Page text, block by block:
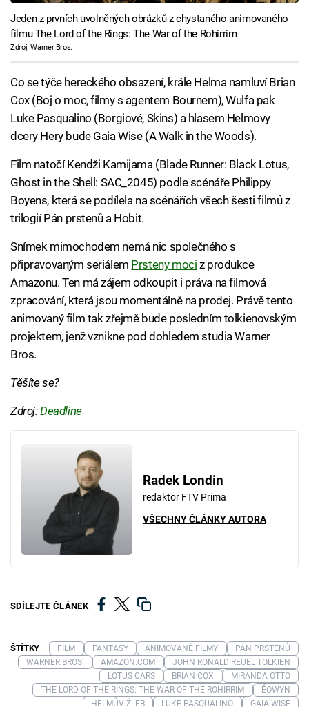
Jeden z prvních uvolněných obrázků z chystaného animovaného
filmu The Lord of the Rings: The War of the Rohirrim
Zdroj: Warner Bros.
Co se týče hereckého obsazení, krále Helma namluví Brian
Cox (Boj o moc, filmy s agentem Bournem), Wulfa pak
Luke Pasqualino (Borgiové, Skins) a hlasem Helmovy
dcery Hery bude Gaia Wise (A Walk in the Woods).
Film natočí Kendži Kamijama (Blade Runner: Black Lotus,
Ghost in the Shell: SAC_2045) podle scénáře Philippy
Boyens, která se podílela na scénářích všech šesti filmů z
trilogií Pán prstenů a Hobit.
Snímek mimochodem nemá nic společného s
připravovaným seriálem Prsteny moci z produkce
Amazonu. Ten má zájem odkoupit i práva na filmová
zpracování, která jsou momentálně na prodej. Právě tento
animovaný film tak zřejmě bude posledním tolkienovským
projektem, jenž vznikne pod dohledem studia Warner
Bros.
Těšíte se?
Zdroj:Deadline
Radek Londin
redaktor FTV Prima
VŠECHNY ČLÁNKY AUTORA
SDÍLEJTE ČLÁNEK
ŠTÍTKY FILM FANTASY ANIMOVANÉ FILMY
PÁN PRSTENŮ
WARNER BROS.
AMAZON.COM
JOHN RONALD REUEL TOLKIEN
LOTUS CARS
BRIAN COX
MIRANDA OTTO
THE LORD OF THE RINGS: THE WAR OF THE ROHIRRIM
ÉOWYN
HELMŮV ŽLEB
LUKE PASQUALINO GAIA WISE